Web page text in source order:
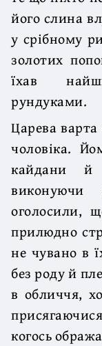
його слина
у срібному
золотих
їхав
рундуками.
Царева
чоловіка.
кайдани
виконуючи
оголосили,
прилюдно
не чувано в
без роду й
в обличчя,
когось